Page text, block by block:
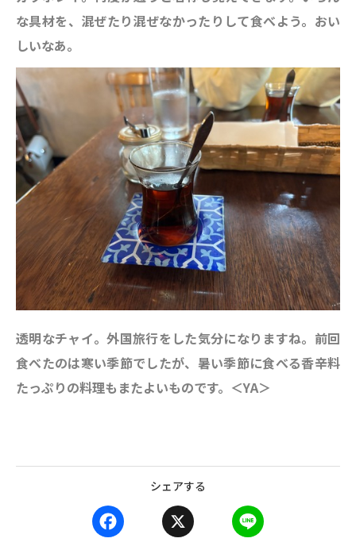
な具材を、混ぜたり混ぜなかったりして食べよう。おい
しいなあ。
透明なチャイ。外国旅行をした気分になりますね。前回
食べたのは寒い季節でしたが、暑い季節に食べる香辛料
たっぷりの料理もまたよいものです。＜YA＞
シェアする